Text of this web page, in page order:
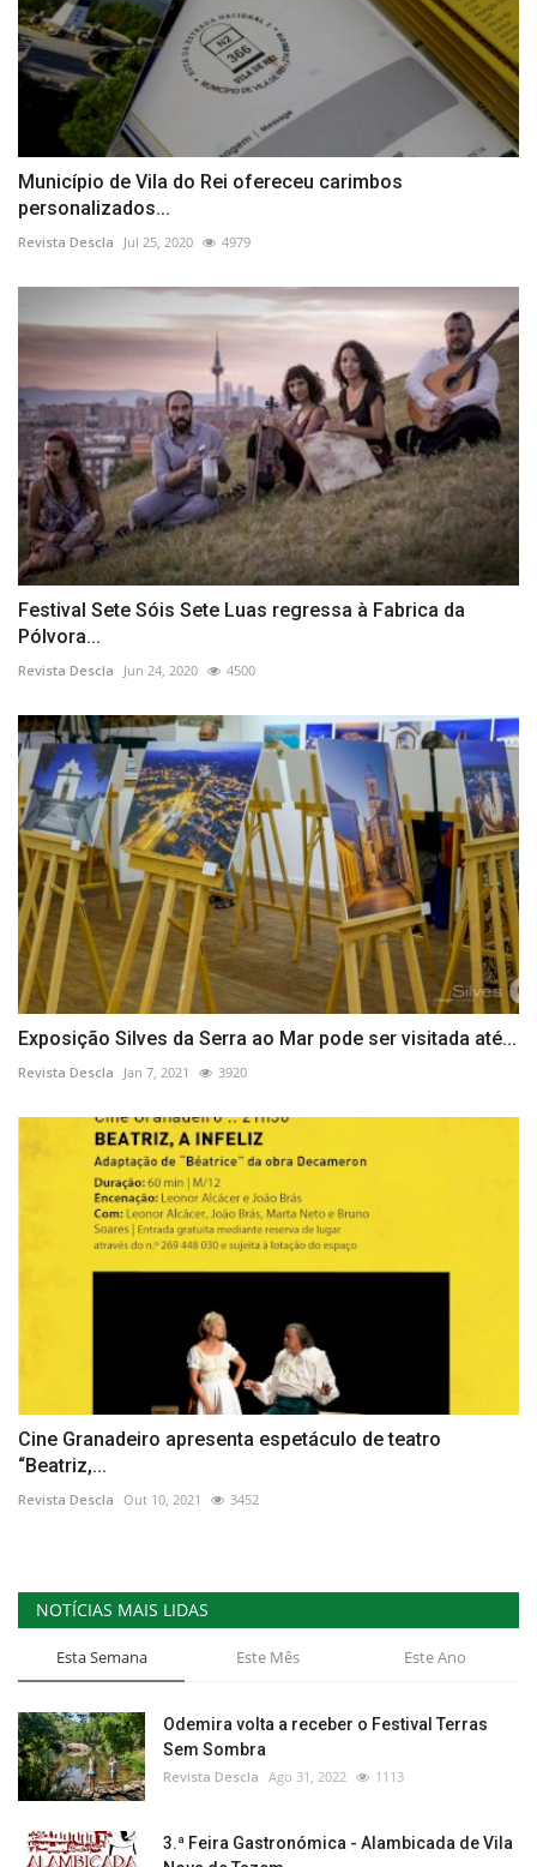
Município de Vila do Rei ofereceu carimbos
personalizados...
Revista Descla Jul 25, 2020 4979
Festival Sete Sóis Sete Luas regressa à Fabrica da
Pólvora...
Revista Descla Jun 24, 2020 4500
Exposição Silves da Serra ao Mar pode ser visitada até...
Revista Descla Jan 7, 2021 3920
Cine Granadeiro apresenta espetáculo de teatro
“Beatriz,...
Revista Descla Out 10, 2021 3452
NOTÍCIAS MAIS LIDAS
Esta Semana Este Mês Este Ano
Odemira volta a receber o Festival Terras
Sem Sombra
Revista Descla Ago 31, 2022 1113
3.ª Feira Gastronómica - Alambicada de Vila